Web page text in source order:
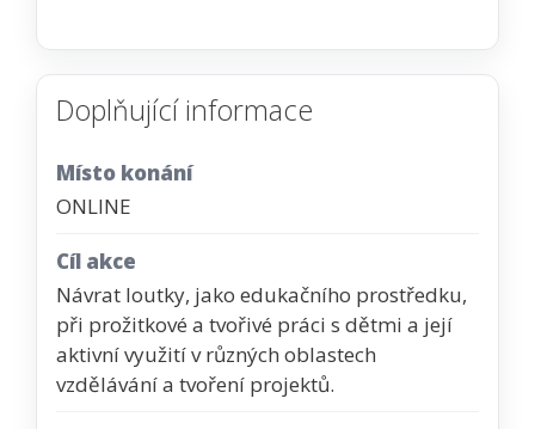
Doplňující informace
Místo konání
ONLINE
Cíl akce
Návrat loutky, jako edukačního prostředku,
při prožitkové a tvořivé práci s dětmi a její
aktivní využití v různých oblastech
vzdělávání a tvoření projektů.